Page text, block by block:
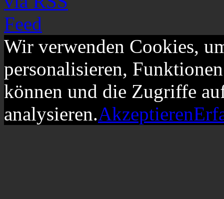
Wir verwenden Cookies,
personalisieren,
können und die Zugriffe
analysieren.Akzeptieren